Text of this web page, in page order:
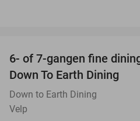
6- of 7-gangen fine
Down To Earth Dining
Down to Earth Dining
Velp